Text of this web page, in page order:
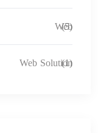
Web
(5)
Web Solution
(1)